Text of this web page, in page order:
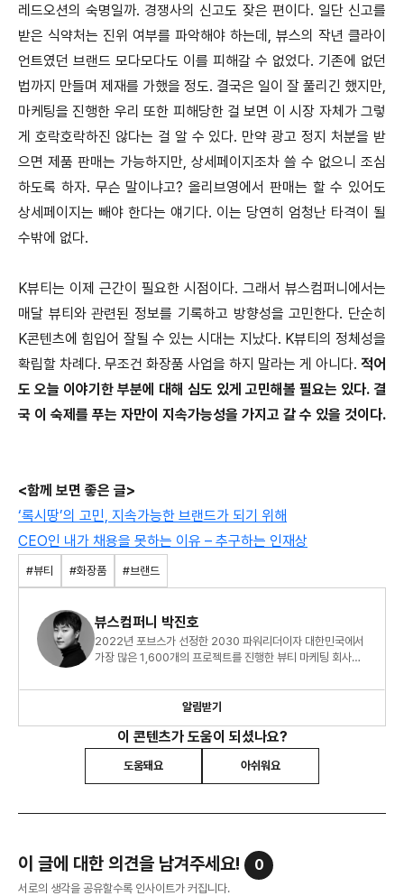
레드오션의 숙명일까. 경쟁사의 신고도 잦은 편이다. 일단 신고를
받은 식약처는 진위 여부를 파악해야 하는데, 뷰스의 작년 클라이
언트였던 브랜드 모다모다도 이를 피해갈 수 없었다. 기존에 없던
법까지 만들며 제재를 가했을 정도. 결국은 일이 잘 풀리긴 했지만,
마케팅을 진행한 우리 또한 피해당한 걸 보면 이 시장 자체가 그렇
게 호락호락하진 않다는 걸 알 수 있다. 만약 광고 정지 처분을 받
으면 제품 판매는 가능하지만, 상세페이지조차 쓸 수 없으니 조심
하도록 하자. 무슨 말이냐고? 올리브영에서 판매는 할 수 있어도
상세페이지는 빼야 한다는 얘기다. 이는 당연히 엄청난 타격이 될
수밖에 없다.
K뷰티는 이제 근간이 필요한 시점이다. 그래서 뷰스컴퍼니에서는
매달 뷰티와 관련된 정보를 기록하고 방향성을 고민한다. 단순히
K콘텐츠에 힘입어 잘될 수 있는 시대는 지났다. K뷰티의 정체성을
확립할 차례다. 무조건 화장품 사업을 하지 말라는 게 아니다. 적어
도 오늘 이야기한 부분에 대해 심도 있게 고민해볼 필요는 있다. 결
국 이 숙제를 푸는 자만이 지속가능성을 가지고 갈 수 있을 것이다.
<함께 보면 좋은 글>
‘록시땅’의 고민, 지속가능한 브랜드가 되기 위해
CEO인 내가 채용을 못하는 이유 – 추구하는 인재상
#뷰티 #화장품 #브랜드
뷰스컴퍼니 박진호
2022년 포브스가 선정한 2030 파워리더이자 대한민국에서
가장 많은 1,600개의 프로젝트를 진행한 뷰티 마케팅 회사
알림받기
이 콘텐츠가 도움이 되셨나요?
도움돼요 아쉬워요
이 글에 대한 의견을 남겨주세요! 0
서로의 생각을 공유할수록 인사이트가 커집니다.